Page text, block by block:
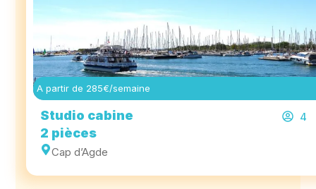
A partir de 285€/semaine
Studio cabine
2 pièces
Cap d’Agde
4